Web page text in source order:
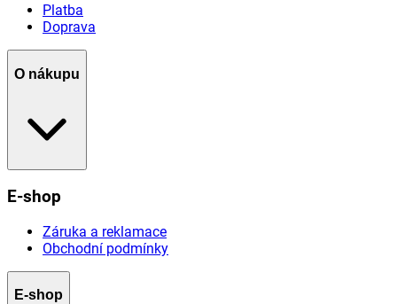
Platba
Doprava
O nákupu
E-shop
Záruka a reklamace
Obchodní podmínky
E-shop